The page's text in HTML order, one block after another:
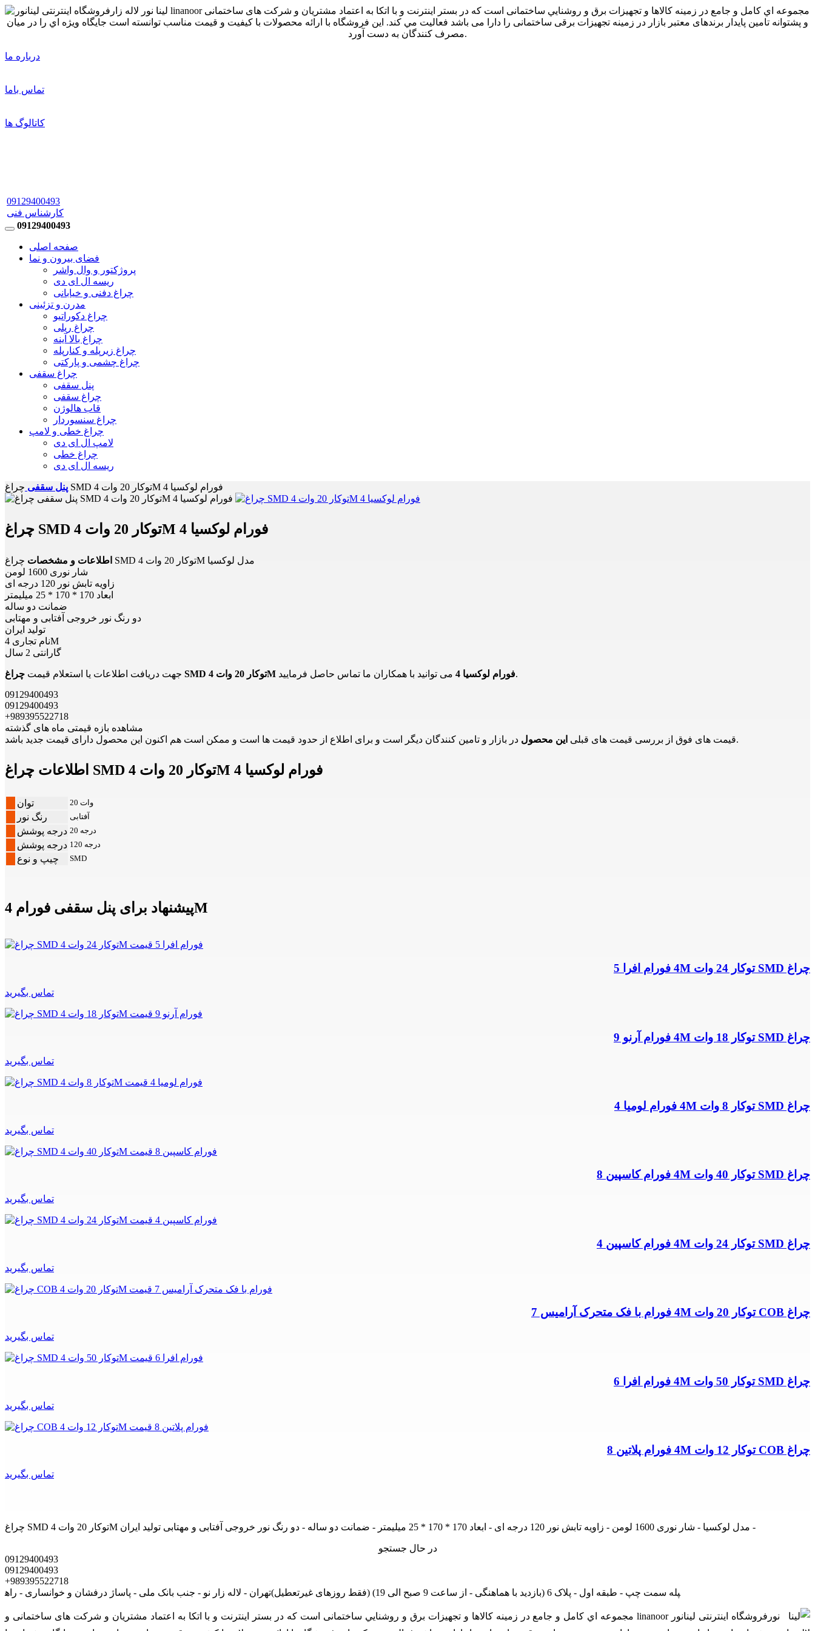
درباره ما
تماس باما
کاتالوگ ها
09129400493
کارشناس فنی
09129400493
صفحه اصلی
فضای بیرون و نما
پروژکتور و وال واشر
ریسه ال ای دی
چراغ دفنی و خیابانی
مدرن و تزئینی
چراغ دکوراتیو
چراغ ریلی
چراغ بالا آینه
چراغ زیرپله و کنارپله
چراغ چشمی و پارکتی
چراغ سقفی
پنل سقفی
چراغ سقفی
قاب هالوژن
چراغ سنسوردار
چراغ خطی و لامپ
لامپ ال ای دی
چراغ خطی
ریسه ال ای دی
پنل سقفی چراغ SMD توکار 20 وات 4M فورام لوکسیا 4
چراغ SMD توکار 20 وات 4M فورام لوکسیا 4
اطلاعات و مشخصات
چراغ SMD توکار 20 وات 4M مدل لوکسیا
شار نوری 1600 لومن
زاویه تابش نور 120 درجه ای
ابعاد 170 * 170 * 25 میلیمتر
ضمانت دو ساله
دو رنگ نور خروجی آفتابی و مهتابی
تولید ایران
نام تجاری 4M
گارانتی 2 سال
جهت دریافت اطلاعات یا استعلام قیمت چراغ SMD توکار 20 وات 4M فورام لوکسیا 4می توانید با همکاران ما تماس حاصل فرمایید.
09129400493
09129400493
+989395522718
مشاهده بازه قیمتی ماه های گذشته
قیمت های فوق از بررسی قیمت های قبلی این محصول در بازار و تامین کنندگان دیگر است و برای اطلاع از حدود قیمت ها است و ممکن است هم اکنون این محصول دارای قیمت جدید باشد.
اطلاعات چراغ SMD توکار 20 وات 4M فورام لوکسیا 4
توان 20 وات
رنگ نور آفتابی
درجه پوشش 20 درجه
درجه پوشش 120 درجه
چیپ و نوع SMD
پیشنهاد برای پنل سقفی فورام 4M
چراغ SMD توکار 24 وات 4M فورام افرا 5
تماس بگیرید
چراغ SMD توکار 18 وات 4M فورام آرنو 9
تماس بگیرید
چراغ SMD توکار 8 وات 4M فورام لومیا 4
تماس بگیرید
چراغ SMD توکار 40 وات 4M فورام کاسپین 8
تماس بگیرید
چراغ SMD توکار 24 وات 4M فورام کاسپین 4
تماس بگیرید
چراغ COB توکار 20 وات 4M فورام با فک متحرک آرامیس 7
تماس بگیرید
چراغ SMD توکار 50 وات 4M فورام افرا 6
تماس بگیرید
چراغ COB توکار 12 وات 4M فورام پلاتین 8
تماس بگیرید
چراغ SMD توکار 20 وات 4M مدل لوکسیا - شار نوری 1600 لومن - زاویه تابش نور 120 درجه ای - ابعاد 170 * 170 * 25 میلیمتر - ضمانت دو ساله - دو رنگ نور خروجی آفتابی و مهتابی تولید ایران -
در حال جستجو
09129400493
09129400493
+989395522718
تهران - لاله زار نو - جنب بانک ملی - پاساژ درفشان و خوانساری - راه‎پله سمت چپ - طبقه اول - پلاک 6 (بازدید با هماهنگی - از ساعت 9 صبح الی 19) (فقط روزهای غیرتعطیل)
فروشگاه اینترنتی لینانور linanoor مجموعه اي کامل و جامع در زمينه کالاها و تجهيزات برق و روشنايي ساختمانی است که در بستر اينترنت و با اتکا به اعتماد مشتریان و شرکت های ساختمانی و